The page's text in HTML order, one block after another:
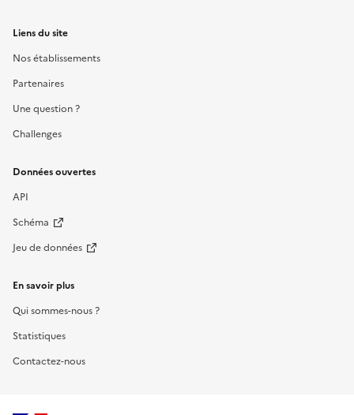
Liens du site
Nos établissements
Partenaires
Une question ?
Challenges
Données ouvertes
API
Schéma
Jeu de données
En savoir plus
Qui sommes-nous ?
Statistiques
Contactez-nous